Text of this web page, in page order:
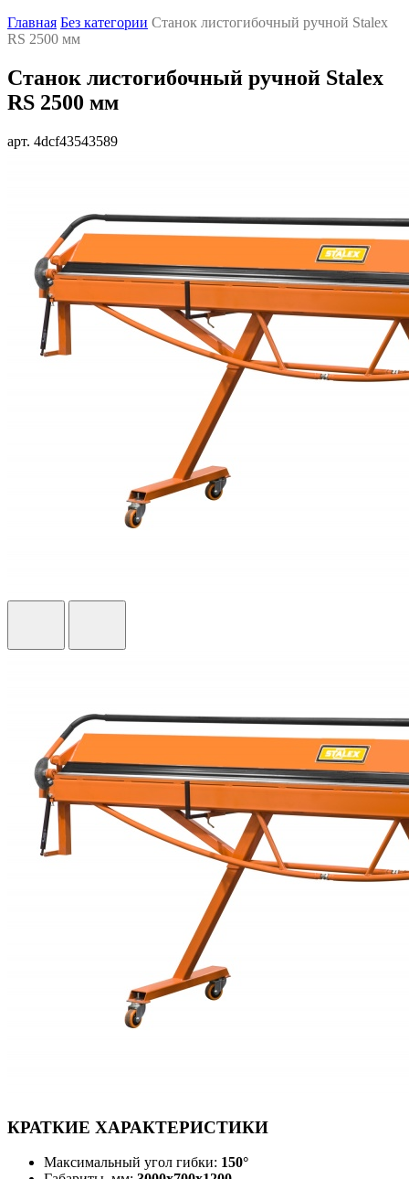
Главная Без категории Станок листогибочный ручной Stalex
RS 2500 мм
Станок листогибочный ручной Stalex
RS 2500 мм
арт. 4dcf43543589
КРАТКИЕ ХАРАКТЕРИСТИКИ
Максимальный угол гибки: 150°